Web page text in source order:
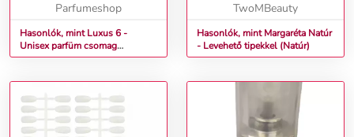
OUD AMETHYST, LOUIS
BEACH, LOUIS VUITTON
NUIT…
Parfumeshop
Hasonlók, mint Luxus 6 -
Unisex parfüm csomag
Összeállítva a: Tom Ford
oud amethyst, Louis Vuitton On
the beach, Louis Vuitton Nuit…
TwoMBeauty
Hasonlók, mint Margaréta Natúr
- Levehető tipekkel (Natúr)